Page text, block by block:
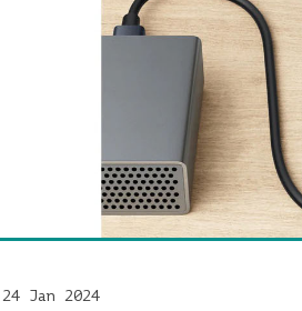
24 Jan 2024